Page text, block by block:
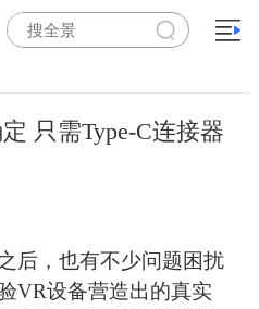
只需Type-C连接器
后，也有不少问题困扰
VR设备营造出的真实